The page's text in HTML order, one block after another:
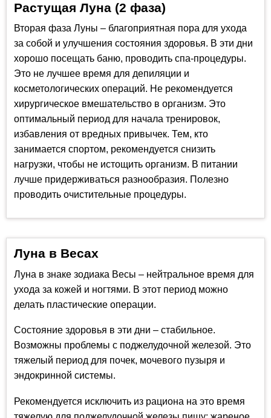
Растущая Луна (2 фаза)
Вторая фаза Луны – благоприятная пора для ухода
за собой и улучшения состояния здоровья. В эти дни
хорошо посещать баню, проводить спа-процедуры.
Это не лучшее время для депиляции и
косметологических операций. Не рекомендуется
хирургическое вмешательство в организм. Это
оптимальный период для начала тренировок,
избавления от вредных привычек. Тем, кто
занимается спортом, рекомендуется снизить
нагрузки, чтобы не истощить организм. В питании
лучше придерживаться разнообразия. Полезно
проводить очистительные процедуры.
Луна в Весах
Луна в знаке зодиака Весы – нейтральное время для
ухода за кожей и ногтями. В этот период можно
делать пластические операции.
Состояние здоровья в эти дни – стабильное.
Возможны проблемы с поджелудочной железой. Это
тяжелый период для почек, мочевого пузыря и
эндокринной системы.
Рекомендуется исключить из рациона на это время